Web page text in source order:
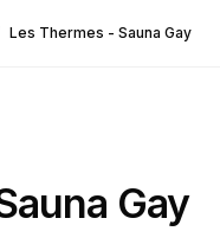
Les Thermes - Sauna Gay
Gay